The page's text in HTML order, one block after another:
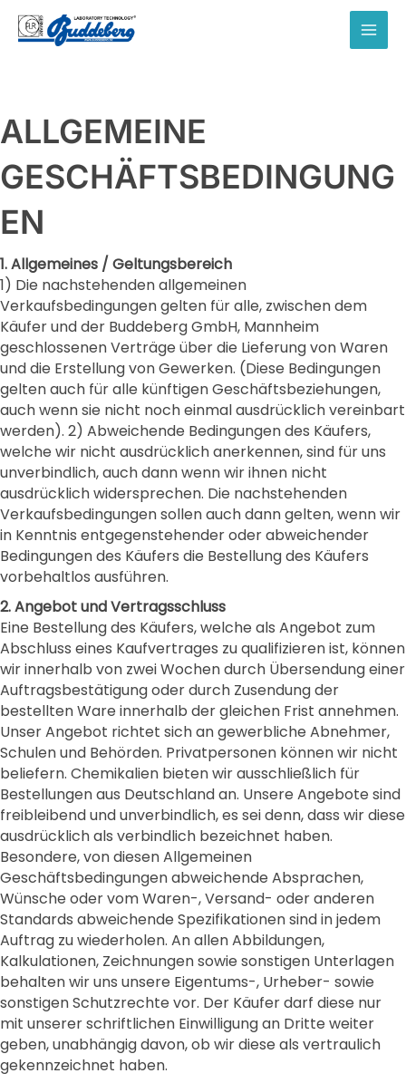
Zum
Inhalt
springen
ALLGEMEINE
GESCHÄFTSBEDINGUNG
EN
1. Allgemeines / Geltungsbereich
1) Die nachstehenden allgemeinen
Verkaufsbedingungen gelten für alle, zwischen dem
Käufer und der Buddeberg GmbH, Mannheim
geschlossenen Verträge über die Lieferung von Waren
und die Erstellung von Gewerken. (Diese Bedingungen
gelten auch für alle künftigen Geschäftsbeziehungen,
auch wenn sie nicht noch einmal ausdrücklich vereinbart
werden). 2) Abweichende Bedingungen des Käufers,
welche wir nicht ausdrücklich anerkennen, sind für uns
unverbindlich, auch dann wenn wir ihnen nicht
ausdrücklich widersprechen. Die nachstehenden
Verkaufsbedingungen sollen auch dann gelten, wenn wir
in Kenntnis entgegenstehender oder abweichender
Bedingungen des Käufers die Bestellung des Käufers
vorbehaltlos ausführen.
2. Angebot und Vertragsschluss
Eine Bestellung des Käufers, welche als Angebot zum
Abschluss eines Kaufvertrages zu qualifizieren ist, können
wir innerhalb von zwei Wochen durch Übersendung einer
Auftragsbestätigung oder durch Zusendung der
bestellten Ware innerhalb der gleichen Frist annehmen.
Unser Angebot richtet sich an gewerbliche Abnehmer,
Schulen und Behörden. Privatpersonen können wir nicht
beliefern. Chemikalien bieten wir ausschließlich für
Bestellungen aus Deutschland an. Unsere Angebote sind
freibleibend und unverbindlich, es sei denn, dass wir diese
ausdrücklich als verbindlich bezeichnet haben.
Besondere, von diesen Allgemeinen
Geschäftsbedingungen abweichende Absprachen,
Wünsche oder vom Waren-, Versand- oder anderen
Standards abweichende Spezifikationen sind in jedem
Auftrag zu wiederholen. An allen Abbildungen,
Kalkulationen, Zeichnungen sowie sonstigen Unterlagen
behalten wir uns unsere Eigentums-, Urheber- sowie
sonstigen Schutzrechte vor. Der Käufer darf diese nur
mit unserer schriftlichen Einwilligung an Dritte weiter
geben, unabhängig davon, ob wir diese als vertraulich
gekennzeichnet haben.